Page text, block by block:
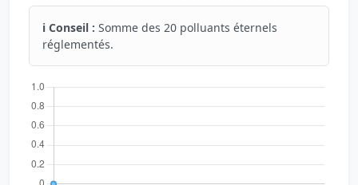
ℹ️ Conseil : Somme des 20 polluants éternels
réglementés.